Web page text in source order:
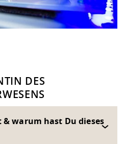
DES
warum hast Du dieses